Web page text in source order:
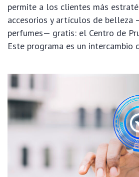
permite a los clientes más
accesorios y artículos de belleza
perfumes— gratis: el Centro de
Este programa es un intercambio